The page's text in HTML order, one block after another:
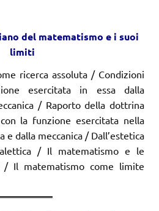
del matematismo e i suoi
limiti
ricerca assoluta / Condizioni
esercitata in essa dalla
/ Raporto della dottrina
la funzione esercitata nella
e dalla meccanica / Dall’estetica
/ Il matematismo e le
/ Il matematismo come limite